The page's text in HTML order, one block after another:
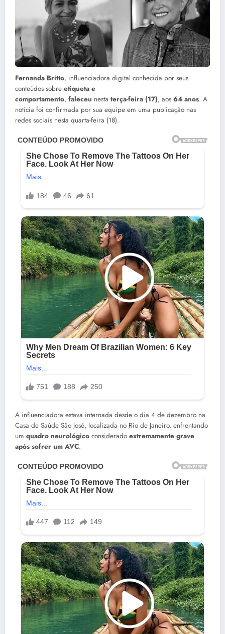
Fernanda Britto, influenciadora digital conhecida por seus
conteúdos sobre etiqueta e
comportamento, faleceu nesta terça-feira (17), aos 64 anos. A
notícia foi confirmada por sua equipe em uma publicação nas
redes sociais nesta quarta-feira (18).
A influenciadora estava internada desde o dia 4 de dezembro na
Casa de Saúde São José, localizada no Rio de Janeiro, enfrentando
um quadro neurológico considerado extremamente grave
após sofrer um AVC.